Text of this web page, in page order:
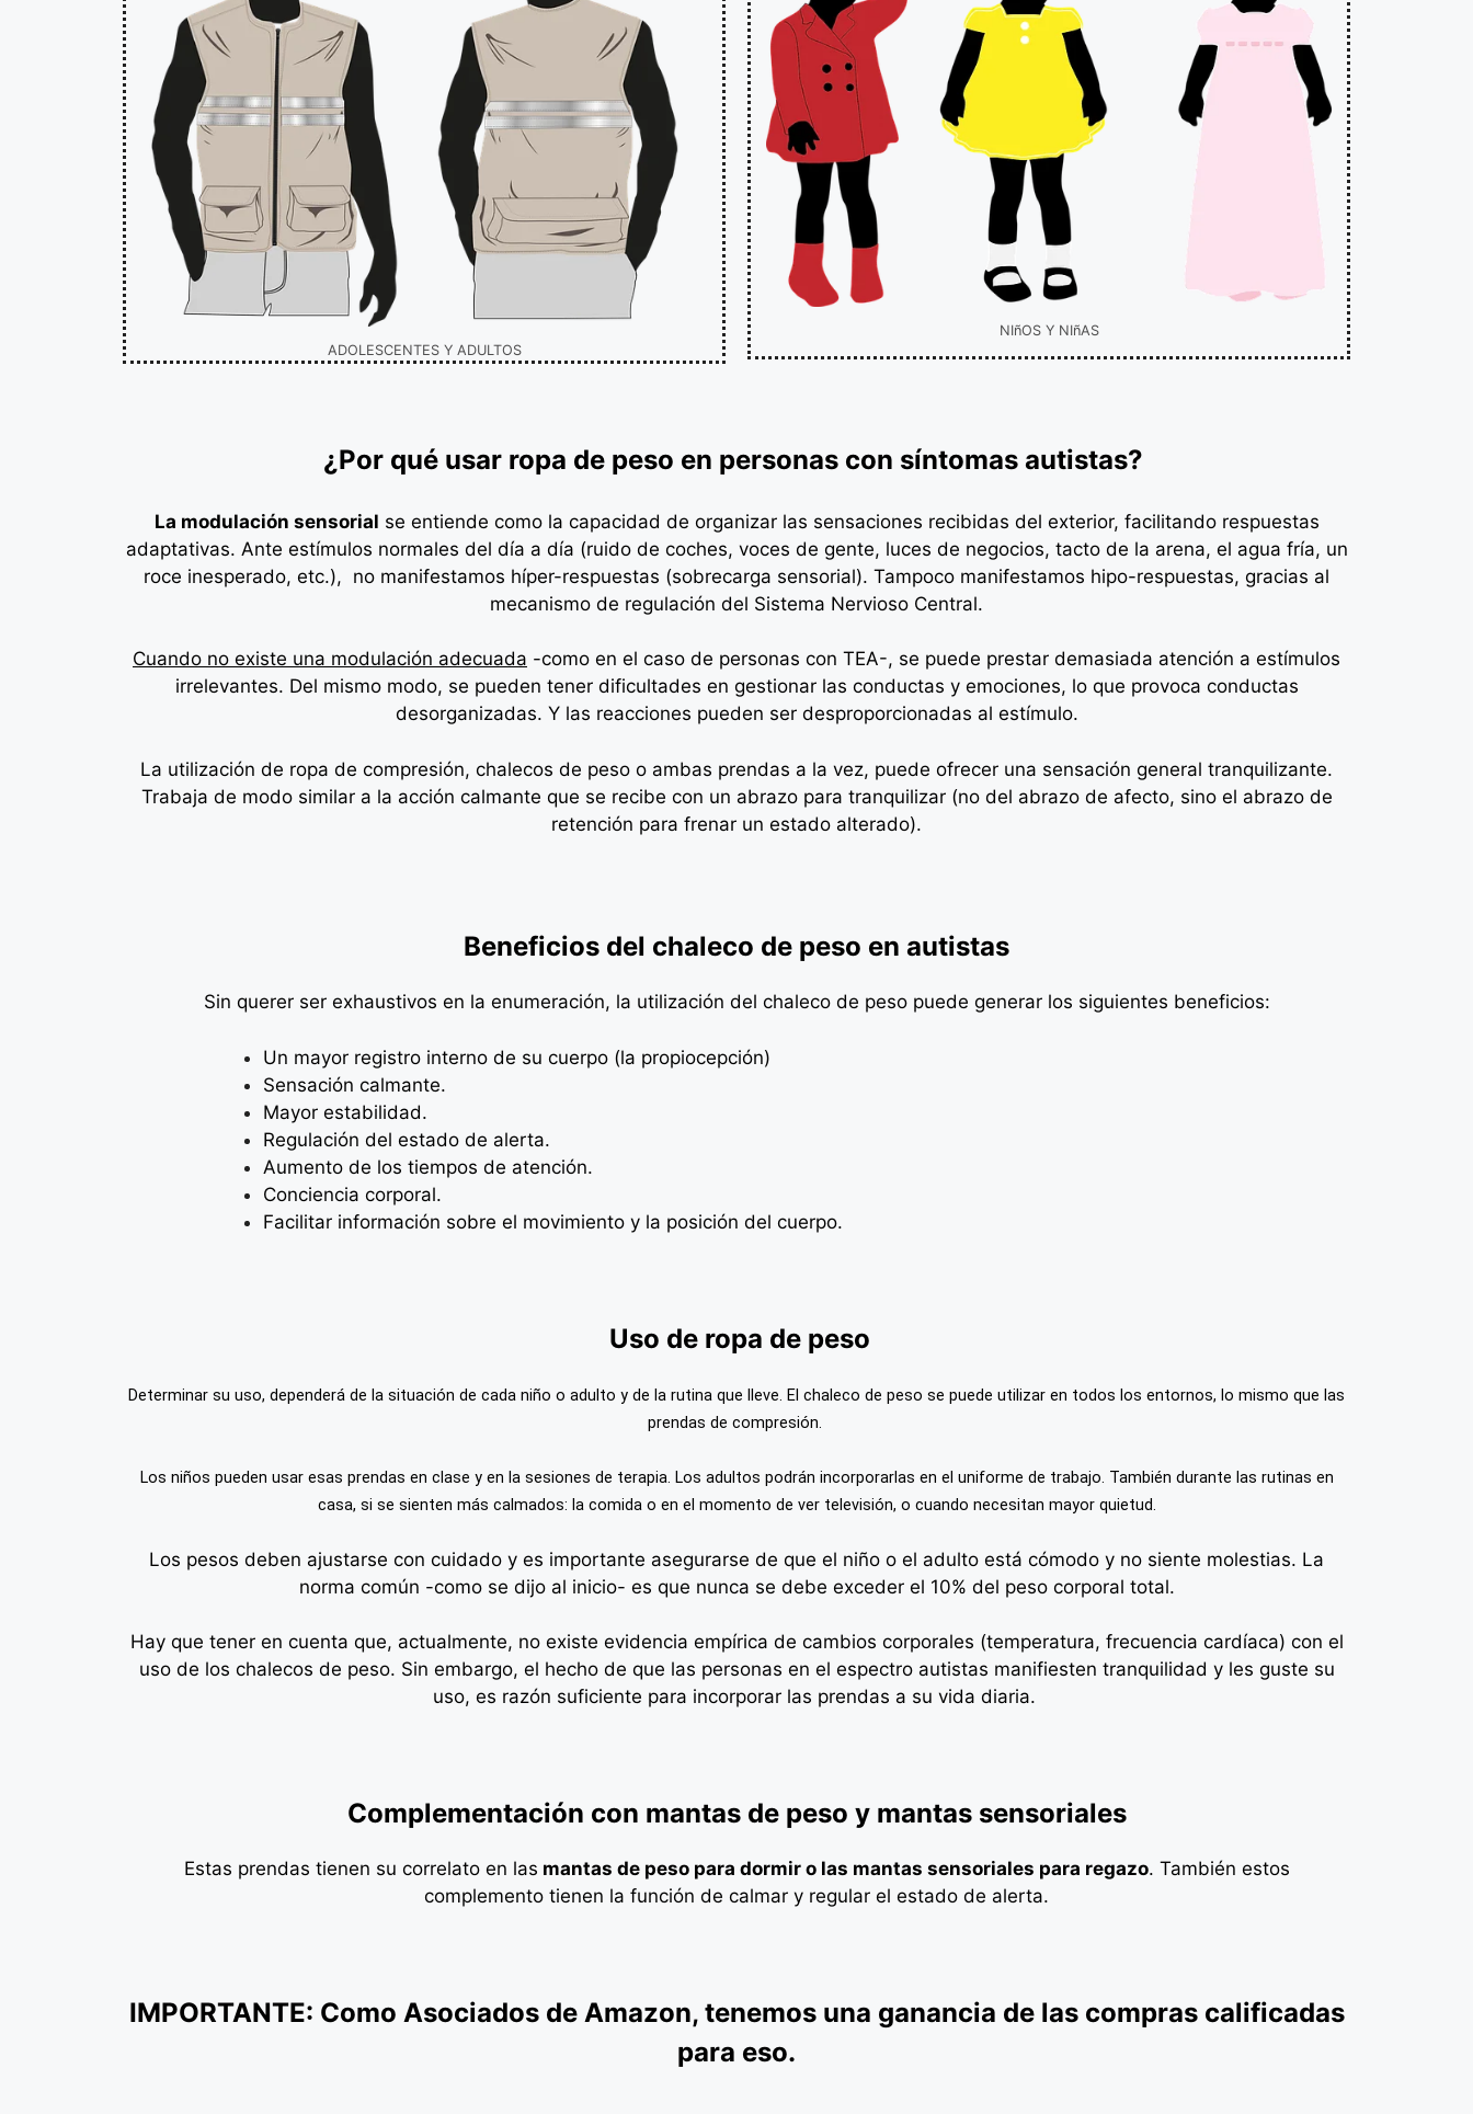
ADOLESCENTES Y ADULTOS
NIñOS Y NIñAS
¿Por qué usar ropa de peso en personas con síntomas autistas?
La modulación sensorial se entiende como la capacidad de organizar las sensaciones recibidas del exterior, facilitando respuestas
adaptativas. Ante estímulos normales del día a día (ruido de coches, voces de gente, luces de negocios, tacto de la arena, el agua fría, un
roce inesperado, etc.), no manifestamos híper-respuestas (sobrecarga sensorial). Tampoco manifestamos hipo-respuestas, gracias al
mecanismo de regulación del Sistema Nervioso Central.
Cuando no existe una modulación adecuada -como en el caso de personas con TEA-, se puede prestar demasiada atención a estímulos
irrelevantes. Del mismo modo, se pueden tener dificultades en gestionar las conductas y emociones, lo que provoca conductas
desorganizadas. Y las reacciones pueden ser desproporcionadas al estímulo.
La utilización de ropa de compresión, chalecos de peso o ambas prendas a la vez, puede ofrecer una sensación general tranquilizante.
Trabaja de modo similar a la acción calmante que se recibe con un abrazo para tranquilizar (no del abrazo de afecto, sino el abrazo de
retención para frenar un estado alterado).
Beneficios del chaleco de peso en autistas
Sin querer ser exhaustivos en la enumeración, la utilización del chaleco de peso puede generar los siguientes beneficios:
Un mayor registro interno de su cuerpo (la propiocepción)
Sensación calmante.
Mayor estabilidad.
Regulación del estado de alerta.
Aumento de los tiempos de atención.
Conciencia corporal.
Facilitar información sobre el movimiento y la posición del cuerpo.
Uso de ropa de peso
Determinar su uso, dependerá de la situación de cada niño o adulto y de la rutina que lleve. El chaleco de peso se puede utilizar en todos los entornos, lo mismo que las
prendas de compresión.
Los niños pueden usar esas prendas en clase y en la sesiones de terapia. Los adultos podrán incorporarlas en el uniforme de trabajo. También durante las rutinas en
casa, si se sienten más calmados: la comida o en el momento de ver televisión, o cuando necesitan mayor quietud.
Los pesos deben ajustarse con cuidado y es importante asegurarse de que el niño o el adulto está cómodo y no siente molestias. La
norma común -como se dijo al inicio- es que nunca se debe exceder el 10% del peso corporal total.
Hay que tener en cuenta que, actualmente, no existe evidencia empírica de cambios corporales (temperatura, frecuencia cardíaca) con el
uso de los chalecos de peso. Sin embargo, el hecho de que las personas en el espectro autistas manifiesten tranquilidad y les guste su
uso, es razón suficiente para incorporar las prendas a su vida diaria.
Complementación con mantas de peso y mantas sensoriales
Estas prendas tienen su correlato en las mantas de peso para dormir o las mantas sensoriales para regazo. También estos
complemento tienen la función de calmar y regular el estado de alerta.
IMPORTANTE: Como Asociados de Amazon, tenemos una ganancia de las compras calificadas
para eso.